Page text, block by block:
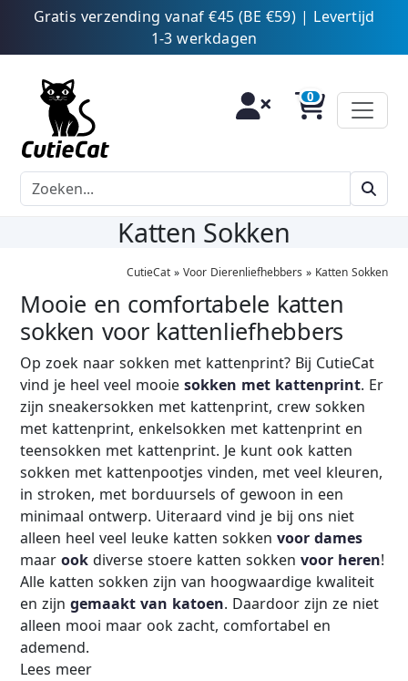
Gratis verzending vanaf €45 (BE €59) | Levertijd
1-3 werkdagen
Katten Sokken
CutieCat» Voor Dierenliefhebbers » Katten Sokken
Mooie en comfortabele katten
sokken voor kattenliefhebbers
Op zoek naar sokken met kattenprint? Bij CutieCat
vind je heel veel mooiesokken met kattenprint. Er
zijn sneakersokken met kattenprint, crew sokken
met kattenprint, enkelsokken met kattenprint en
teensokken met kattenprint. Je kunt ook katten
sokken met kattenpootjes vinden, met veel kleuren,
in stroken, met borduursels of gewoon in een
minimaal ontwerp. Uiteraard vind je bij ons niet
alleen heel veel leuke katten sokkenvoor dames
maarook diverse stoere katten sokkenvoor heren!
Alle katten sokken zijn van hoogwaardige kwaliteit
en zijngemaakt van katoen. Daardoor zijn ze niet
alleen mooi maar ook zacht, comfortabel en
ademend.
Lees meer